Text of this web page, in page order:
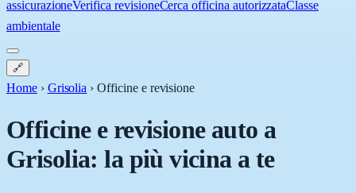
assicurazioneVerifica revisioneCerca officina autorizzataClasse
ambientale
🔗
Home› Grisolia › Officine e revisione
Officine e revisione auto a
Grisolia: la più vicina a te